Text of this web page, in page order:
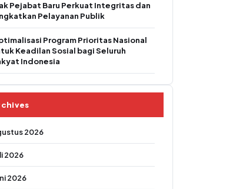
Pejabat Baru Perkuat Integritas dan
Pelayanan Publik
Program Prioritas Nasional
Keadilan Sosial bagi Seluruh
Indonesia
2026
2026
2026